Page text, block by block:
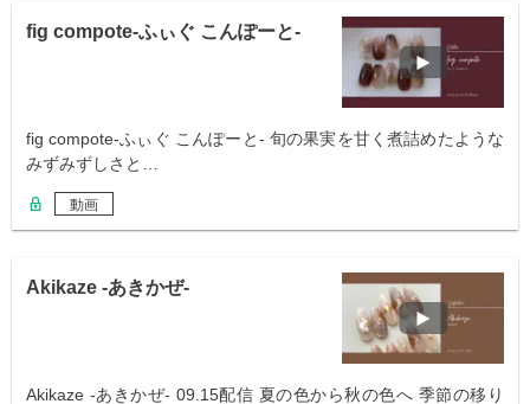
fig compote-ふぃぐ こんぽーと-
fig compote-ふぃぐ こんぽーと- 旬の果実を甘く煮詰めたような
みずみずしさと…
動画
Akikaze -あきかぜ-
Akikaze -あきかぜ- 09.15配信 夏の色から秋の色へ 季節の移り